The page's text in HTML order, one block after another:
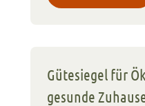
Gütesiegel für
gesunde